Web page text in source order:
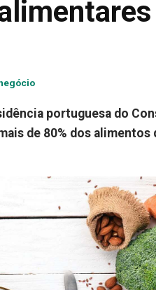
portuguesa do
de 80% dos